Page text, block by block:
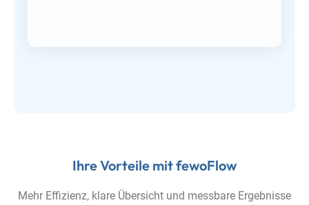
Ihre Vorteile mit fewoFlow
Mehr Effizienz, klare Übersicht und messbare Ergebnisse